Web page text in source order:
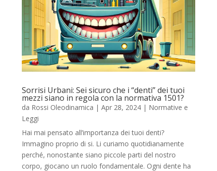
Sorrisi Urbani: Sei sicuro che i “denti” dei tuoi
mezzi siano in regola con la normativa 1501?
da Rossi Oleodinamica | Apr 28, 2024| Normative e
Leggi
Hai mai pensato all’importanza dei tuoi denti?
Immagino proprio di si. Li curiamo quotidianamente
perché, nonostante siano piccole parti del nostro
corpo, giocano un ruolo fondamentale. Ogni dente ha